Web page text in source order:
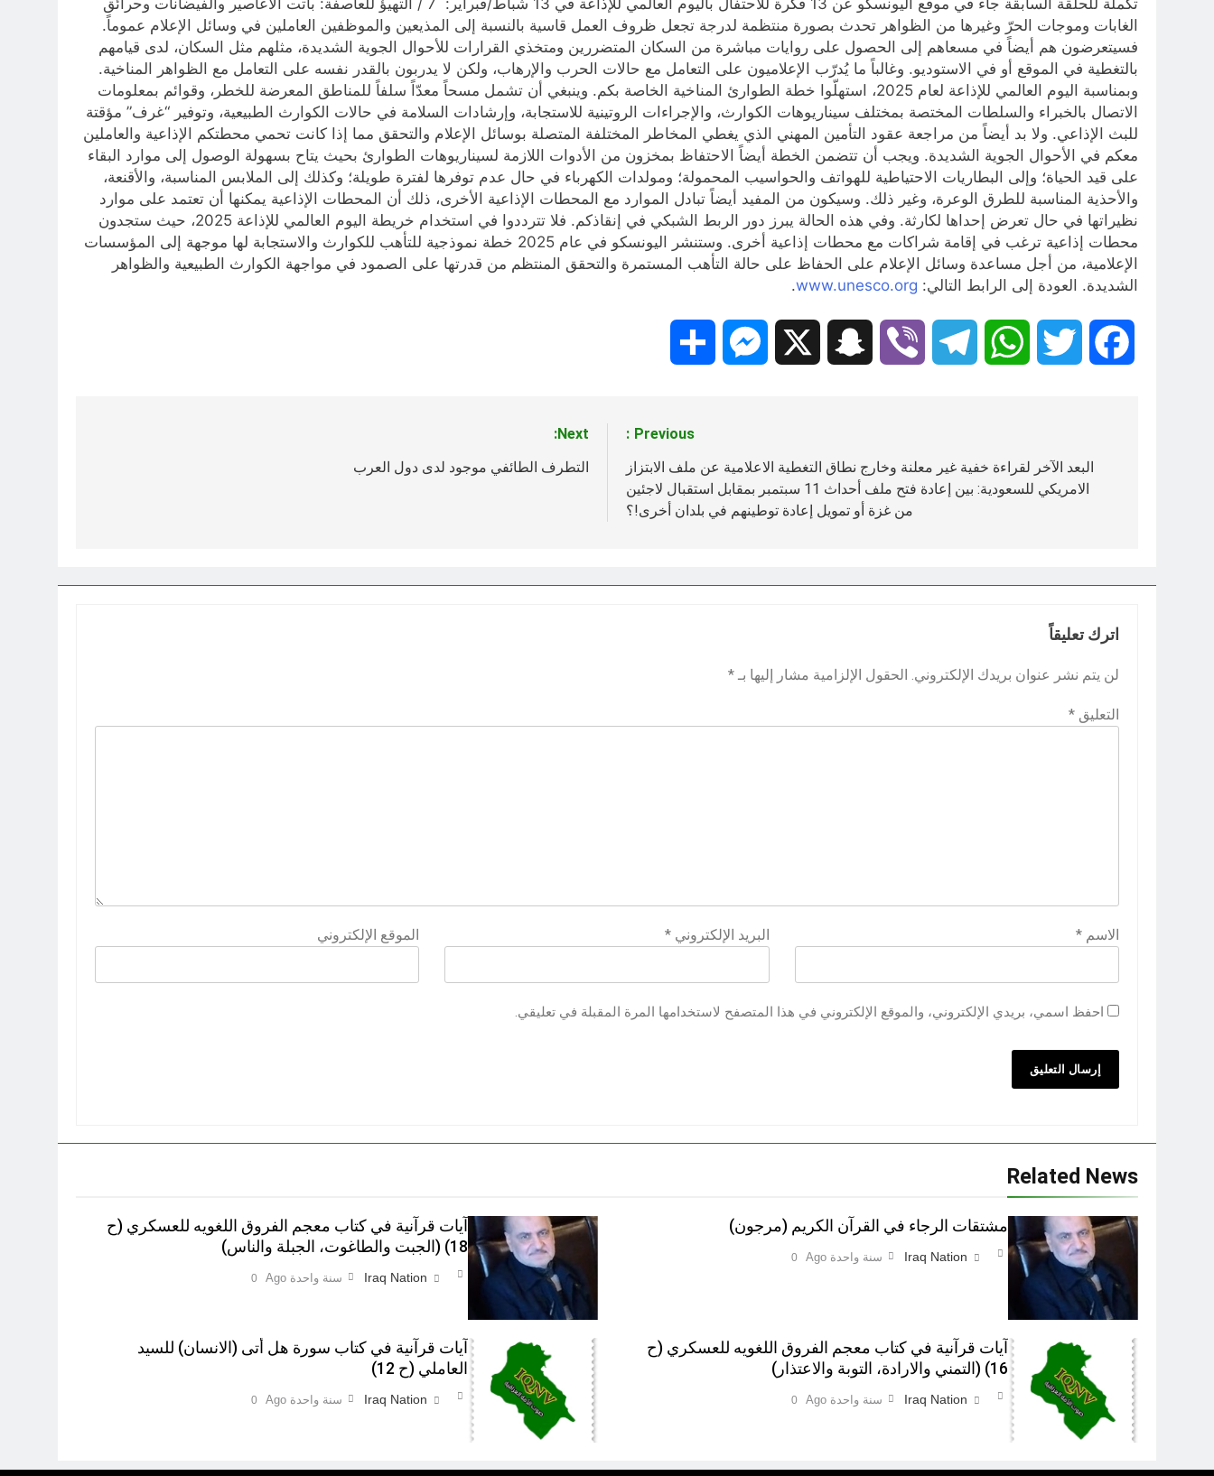
تكملة للحلقة السابقة جاء في موقع اليونسكو عن 13 فكرة للاحتفال باليوم العالمي للإذاعة في 13 شباط/فبراير: 7 / التهيؤ للعاصفة: باتت الأعاصير والفيضانات وحرائق
الغابات وموجات الحرّ وغيرها من الظواهر تحدث بصورة منتظمة لدرجة تجعل ظروف العمل قاسية بالنسبة إلى المذيعين والموظفين العاملين في وسائل الإعلام عموماً.
فسيتعرضون هم أيضاً في مسعاهم إلى الحصول على روايات مباشرة من السكان المتضررين ومتخذي القرارات للأحوال الجوية الشديدة، مثلهم مثل السكان، لدى قيامهم
بالتغطية في الموقع أو في الاستوديو. وغالباً ما يُدرّب الإعلاميون على التعامل مع حالات الحرب والإرهاب، ولكن لا يدربون بالقدر نفسه على التعامل مع الظواهر المناخية.
وبمناسبة اليوم العالمي للإذاعة لعام 2025، استهلّوا خطة الطوارئ المناخية الخاصة بكم. وينبغي أن تشمل مسحاً معدّاً سلفاً للمناطق المعرضة للخطر، وقوائم بمعلومات
الاتصال بالخبراء والسلطات المختصة بمختلف سيناريوهات الكوارث، والإجراءات الروتينية للاستجابة، وإرشادات السلامة في حالات الكوارث الطبيعية، وتوفير “غرف” مؤقتة
للبث الإذاعي. ولا بد أيضاً من مراجعة عقود التأمين المهني الذي يغطي المخاطر المختلفة المتصلة بوسائل الإعلام والتحقق مما إذا كانت تحمي محطتكم الإذاعية والعاملين
معكم في الأحوال الجوية الشديدة. ويجب أن تتضمن الخطة أيضاً الاحتفاظ بمخزون من الأدوات اللازمة لسيناريوهات الطوارئ بحيث يتاح بسهولة الوصول إلى موارد البقاء
على قيد الحياة؛ وإلى البطاريات الاحتياطية للهواتف والحواسيب المحمولة؛ ومولدات الكهرباء في حال عدم توفرها لفترة طويلة؛ وكذلك إلى الملابس المناسبة، والأقنعة،
والأحذية المناسبة للطرق الوعرة، وغير ذلك. وسيكون من المفيد أيضاً تبادل الموارد مع المحطات الإذاعية الأخرى، ذلك أن المحطات الإذاعية يمكنها أن تعتمد على موارد
نظيراتها في حال تعرض إحداها لكارثة. وفي هذه الحالة يبرز دور الربط الشبكي في إنقاذكم. فلا تترددوا في استخدام خريطة اليوم العالمي للإذاعة 2025، حيث ستجدون
محطات إذاعية ترغب في إقامة شراكات مع محطات إذاعية أخرى. وستنشر اليونسكو في عام 2025 خطة نموذجية للتأهب للكوارث والاستجابة لها موجهة إلى المؤسسات
الإعلامية، من أجل مساعدة وسائل الإعلام على الحفاظ على حالة التأهب المستمرة والتحقق المنتظم من قدرتها على الصمود في مواجهة الكوارث الطبيعية والظواهر
الشديدة. العودة إلى الرابط التالي: www.unesco.org
.
Facebook
Twitter
WhatsApp
Telegram
Viber
Snapchat
Messenger
المقالات
Previous:
البعد الآخر لقراءة خفية غير معلنة وخارج نطاق التغطية الاعلامية عن ملف الابتزاز
الامريكي للسعودية: بين إعادة فتح ملف أحداث 11 سبتمبر بمقابل استقبال لاجئين
من غزة أو تمويل إعادة توطينهم في بلدان أخرى!؟
Next:
التطرف الطائفي موجود لدى دول العرب
اترك تعليقاً
لن يتم نشر عنوان بريدك الإلكتروني. الحقول الإلزامية مشار إليها بـ *
التعليق *
الاسم * البريد الإلكتروني* الموقع الإلكتروني
احفظ اسمي، بريدي الإلكتروني، والموقع الإلكتروني في هذا المتصفح لاستخدامها المرة المقبلة في تعليقي.
Related News
مشتقات الرجاء في القرآن الكريم (مرجون)‎
Iraq Nation سنة واحدة Ago 0
آيات قرآنية في کتاب معجم الفروق اللغويه للعسكري (ح
18) (الجبت والطاغوت، الجبلة والناس)‎
Iraq Nation سنة واحدة Ago 0
آيات قرآنية في کتاب معجم الفروق اللغويه للعسكري (ح
16) (التمني والارادة، التوبة والاعتذار)‎
Iraq Nation سنة واحدة Ago 0
آيات قرآنية في كتاب سورة هل أتى (الانسان) للسيد
العاملي (ح 12)‎
Iraq Nation سنة واحدة Ago 0